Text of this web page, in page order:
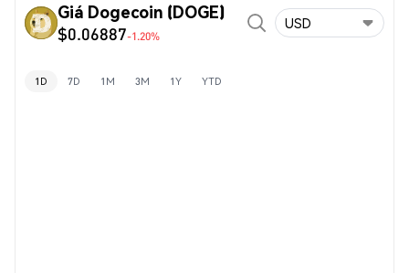
Giá Dogecoin (DOGE)
$0.06887-1.20%
USD
1D 7D 1M 3M 1Y YTD